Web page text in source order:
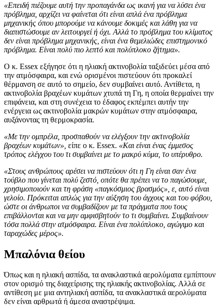
«Επειδή πιέζουμε αυτή την προπαγάνδα ως ικανή για να λύσει ένα
πρόβλημα, αρχίζει να φαίνεται ότι είναι απλά ένα πρόβλημα
μηχανικής όπου μπορούμε να κάνουμε δοκιμές και λάθη για να
διαπιστώσουμε αν λειτουργεί ή όχι. Αλλά το πρόβλημα του κλίματος
δεν είναι πρόβλημα μηχανικής, είναι ένα θεμελιώδες επιστημονικό
πρόβλημα. Είναι πολύ πιο λεπτό και πολύπλοκο ζήτημα».
Ο κ. Essex εξήγησε ότι η ηλιακή ακτινοβολία ταξιδεύει μέσα από
την ατμόσφαιρα, και ενώ ορισμένοι πιστεύουν ότι προκαλεί
θέρμανση σε αυτό το σημείο, δεν συμβαίνει αυτό. Αντίθετα, η
ακτινοβολία βραχέων κυμάτων χτυπά τη Γη, η οποία θερμαίνει την
επιφάνεια, και στη συνέχεια το έδαφος εκπέμπει αυτήν την
ενέργεια ως ακτινοβολία μακρών κυμάτων στην ατμόσφαιρα,
αυξάνοντας τη θερμοκρασία.
«Με την ομπρέλα, προσπαθούν να ελέγξουν την ακτινοβολία
βραχέων κυμάτων», είπε ο κ. Essex. «Και είναι ένας έμμεσος
τρόπος ελέγχου του τι συμβαίνει με το μακρύ κύμα, το υπέρυθρο.
«Στους ανθρώπους αρέσει να πιστεύουν ότι η Γη είναι σαν ένα
τούβλο που γίνεται πολύ ζεστό, οπότε θα πρέπει να το παγώσουμε,
χρησιμοποιούν και τη φράση «παγκόσμιος βρασμός», ε, αυτό είναι
γελοίο. Πρόκειται απλώς για την αύξηση του άγχους και του φόβου,
ώστε οι άνθρωποι να συμβαδίζουν με τα πράγματα που τους
επιβάλλονται και να μην αμφισβητούν το τι συμβαίνει. Συμβαίνουν
τόσα πολλά στην ατμόσφαιρα. Είναι ένα πολύπλοκο, αγώγιμο και
ταραχώδες μέρος».
Μπαλόνια θείου
Όπως και η ηλιακή ασπίδα, τα ανακλαστικά αερολύματα εμπίπτουν
στον ορισμό της διαχείρισης της ηλιακής ακτινοβολίας. Αλλά σε
αντίθεση με μια αντηλιακή ασπίδα, τα ανακλαστικά αερολύματα
δεν είναι αρθρωτά ή άμεσα αναστρέψιμα.